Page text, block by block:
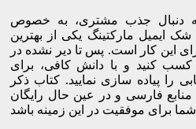
به دنبال جذب مشتری، به خصوص
ایمیل مارکتینگ یکی از بهترین
برای این کار است. پس تا دیر نشده در
کسب کنید و با دانش کافی، برای
را پیاده سازی نمایید. کتاب ذکر
منابع فارسی و در عین حال رایگان